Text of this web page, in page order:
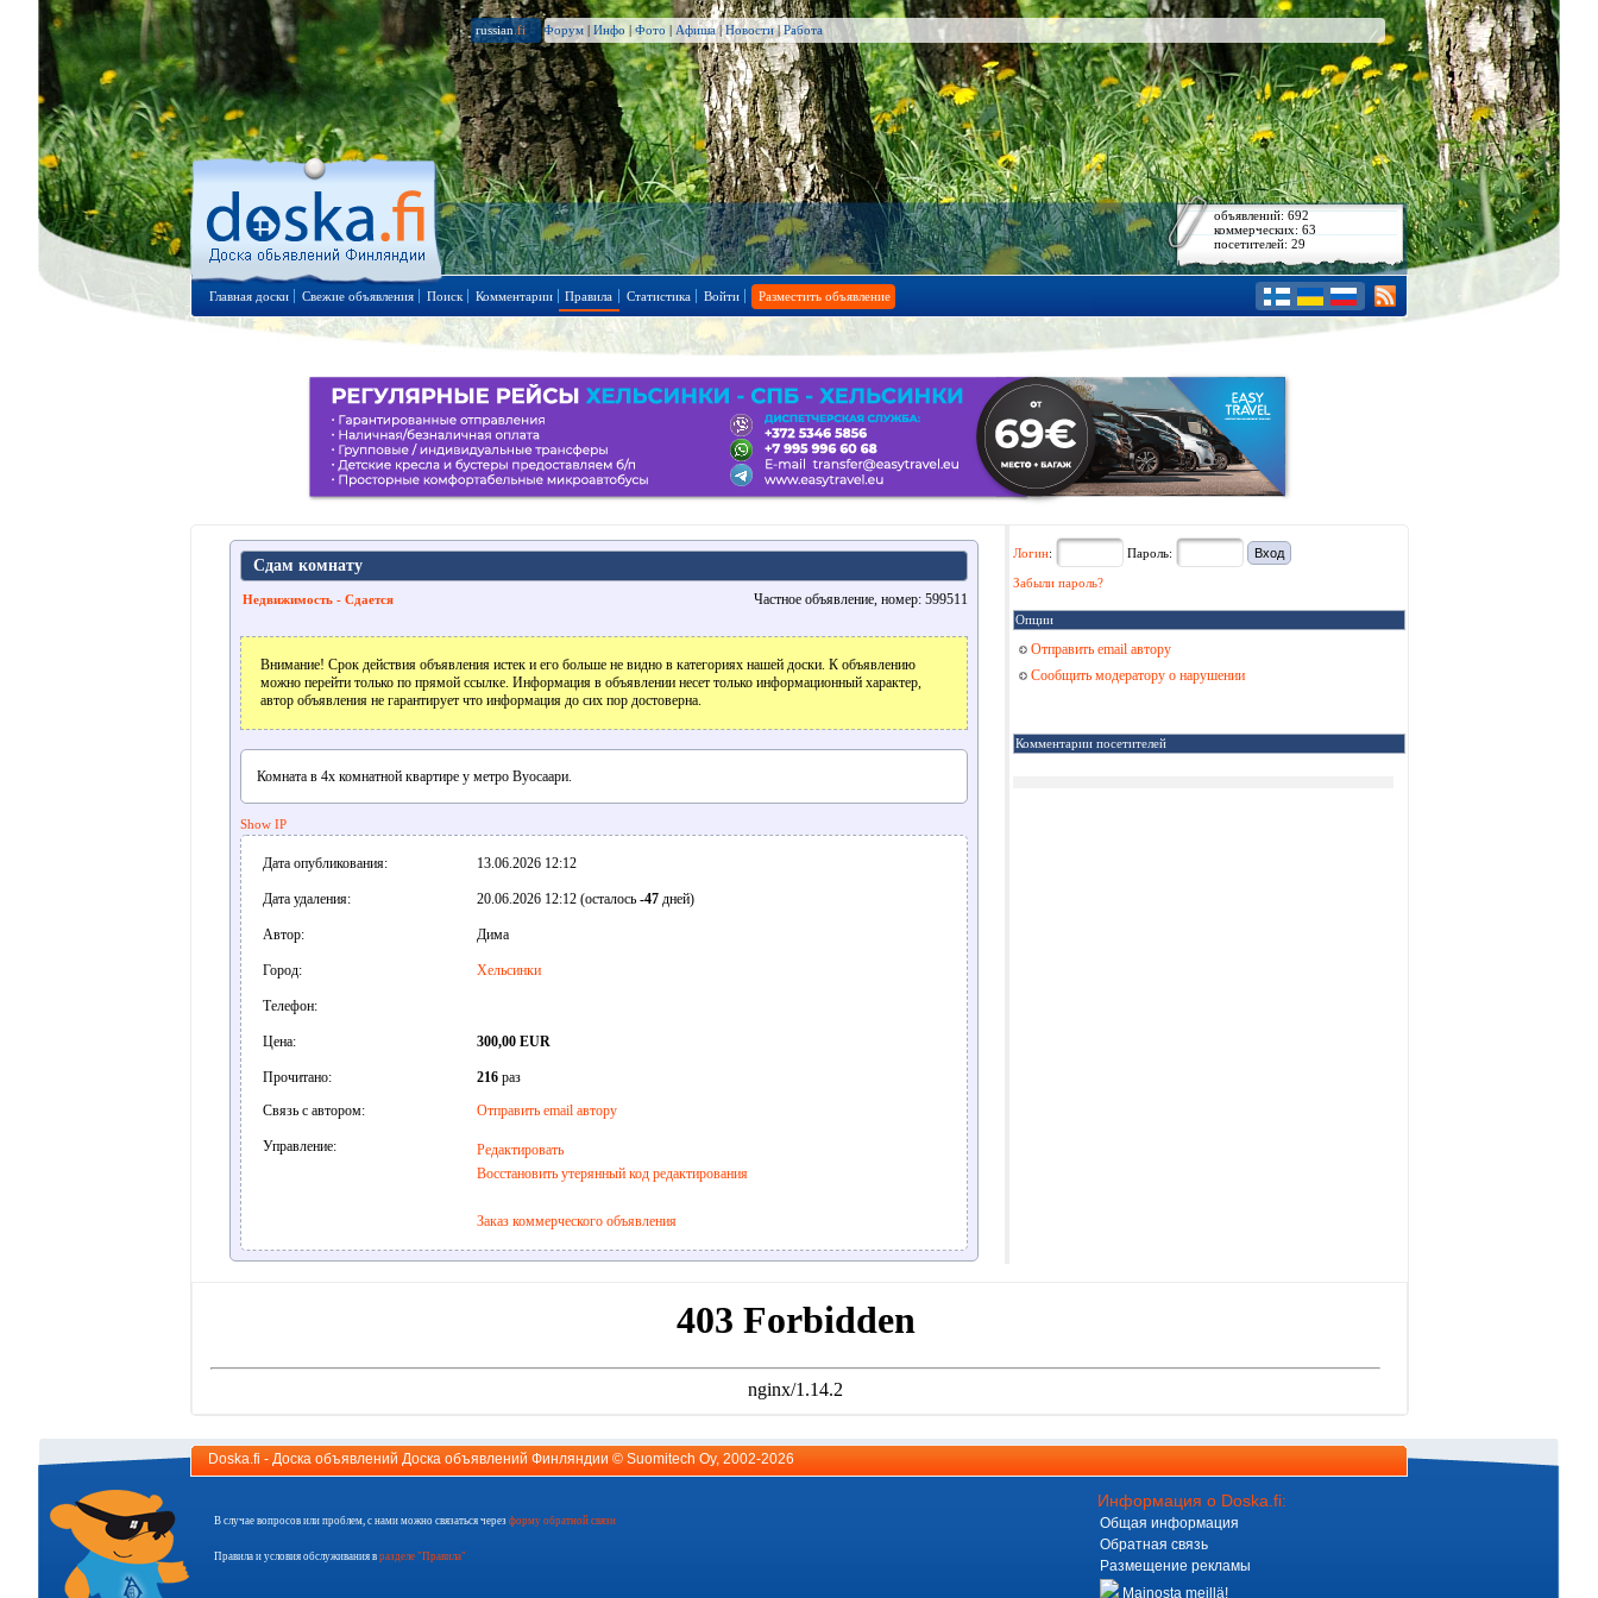
russian.fi Форум | Инфо | Фото | Афиша|Новости|Работа
объявлений: 692
коммерческих: 63
посетителей: 29
Главная доски Свежие объявления Поиск Комментарии Правила Статистика Войти Разместить объявление
Сдам комнату
Недвижимость - Сдается Частное объявление, номер: 599511
Внимание! Срок действия объявления истек и его больше не видно в категориях нашей доски. К объявлению
можно перейти только по прямой ссылке. Информация в объявлении несет только информационный характер,
автор объявления не гарантирует что информация до сих пор достоверна.
Комната в 4х комнатной квартире у метро Вуосаари.
Show IP
Дата опубликования: 13.06.2026 12:12
Дата удаления: 20.06.2026 12:12 (осталось -47дней)
Автор: Дима
Город: Хельсинки
Телефон:
Цена: 300,00 EUR
Прочитано: 216раз
Связь с автором:
Отправить email автору
Управление:
Редактировать
Восстановить утерянный код редактирования
Заказ коммерческого объявления
Логин: Пароль:
Забыли пароль?
Опции
Отправить email автору
Сообщить модератору о нарушении
Комментарии посетителей
Doska.fi - Доска объявлений Доска объявлений Финляндии © Suomitech Oy, 2002-2026
В случае вопросов или проблем, с нами можно связаться через форму обратной связи
Правила и условия обслуживания в разделе "Правила"
Информация о Doska.fi:
Общая информация
Обратная связь
Размещение рекламы
Mainosta meillä!